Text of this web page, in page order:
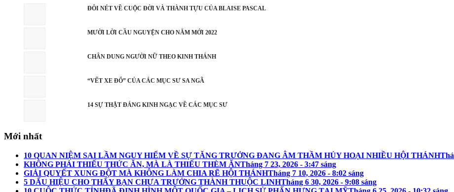
ĐÔI NÉT VỀ CUỘC ĐỜI VÀ THÀNH TỰU CỦA BLAISE PASCAL
MƯỜI LỜI CẦU NGUYỆN CHO NĂM MỚI 2022
CHÂN DUNG NGƯỜI NỮ THEO KINH THÁNH
“VẾT XE ĐỔ” CỦA CÁC MỤC SƯ SA NGÃ
14 SỰ THẬT ĐÁNG KINH NGẠC VỀ CÁC MỤC SƯ
Mới nhất
10 QUAN NIỆM SAI LẦM NGUY HIỂM VỀ SỰ TĂNG TRƯỞNG ĐANG ÂM THẦM HỦY HOẠI NHIỀU HỘI THÁNH
KHÔNG PHẢI THIẾU THỨC ĂN, MÀ LÀ THIẾU THÈM ĂNTháng 7 23, 2026 - 3:47 sáng
GIẢI QUYẾT XUNG ĐỘT MÀ KHÔNG LÀM CHIA RẼ HỘI THÁNHTháng 7 10, 2026 - 8:02 sáng
5 DẤU HIỆU CHO THẤY BẠN CHƯA TRƯỞNG THÀNH THUỘC LINHTháng 6 30, 2026 - 9:08 sáng